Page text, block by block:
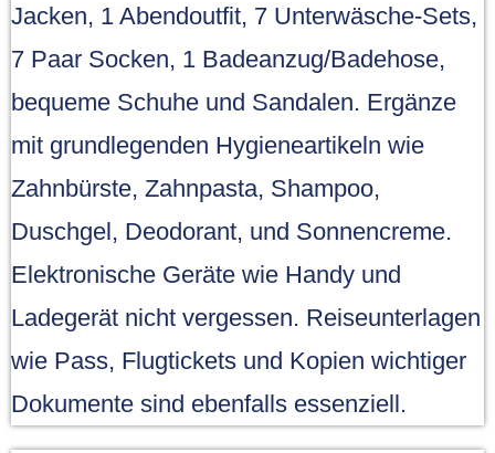
Jacken, 1 Abendoutfit, 7 Unterwäsche-Sets,
7 Paar Socken, 1 Badeanzug/Badehose,
bequeme Schuhe und Sandalen. Ergänze
mit grundlegenden Hygieneartikeln wie
Zahnbürste, Zahnpasta, Shampoo,
Duschgel, Deodorant, und Sonnencreme.
Elektronische Geräte wie Handy und
Ladegerät nicht vergessen. Reiseunterlagen
wie Pass, Flugtickets und Kopien wichtiger
Dokumente sind ebenfalls essenziell.